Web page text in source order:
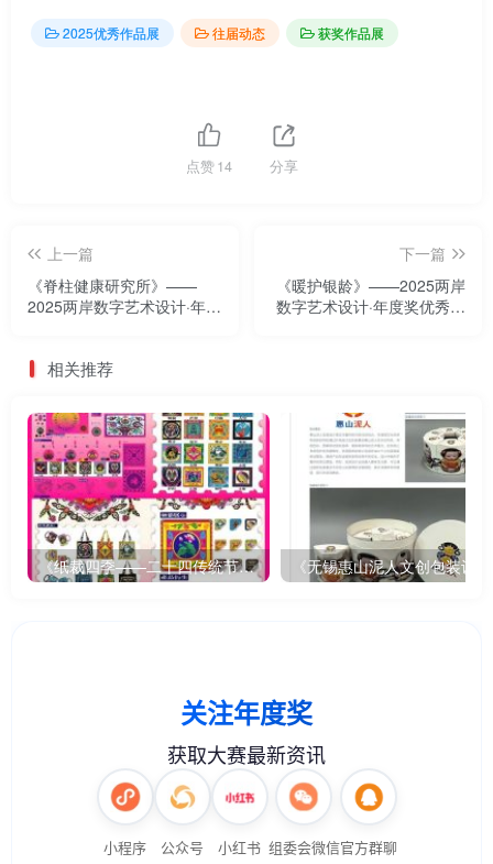
2025优秀作品展 往届动态 获奖作品展
点赞14 分享
上一篇
《脊柱健康研究所》——
2025两岸数字艺术设计·年度
下一篇
《暖护银龄》——2025两岸
数字艺术设计·年度奖优秀作
相关推荐
《纸裁四季——二十四传统节气文创设计》 《无锡惠山泥人文创包装设